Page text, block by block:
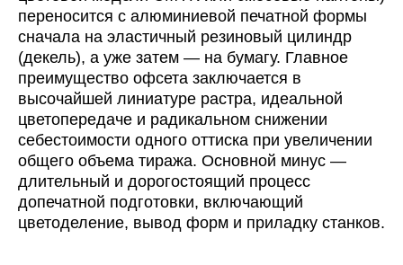
переносится с алюминиевой печатной формы
сначала на эластичный резиновый цилиндр
(декель), а уже затем — на бумагу. Главное
преимущество офсета заключается в
высочайшей линиатуре растра, идеальной
цветопередаче и радикальном снижении
себестоимости одного оттиска при увеличении
общего объема тиража. Основной минус —
длительный и дорогостоящий процесс
допечатной подготовки, включающий
цветоделение, вывод форм и приладку станков.